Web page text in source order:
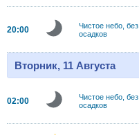
20:00
Чистое небо, без
осадков
Вторник, 11 Августа
02:00
Чистое небо, без
осадков